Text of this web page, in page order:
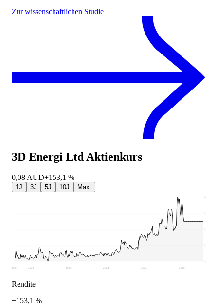
Zur wissenschaftlichen Studie
3D Energi Ltd Aktienkurs
0,08 AUD+153,1 %
1J 3J 5J 10J Max.
0,03
0,05
0,07
0,09
0,11
2021 2022 2023 2024 2025 2026
Rendite
+153,1 %